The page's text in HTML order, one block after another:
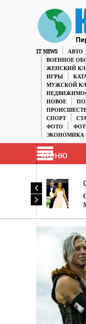
IT NEWS АВТО
ВОЕННОЕ
ЖЕНСКИЙ
ИГРЫ
МУЖСКОЙ
НОВОЕ
СПОРТ
ФОТО
ЭКОНОМИКА
Меню